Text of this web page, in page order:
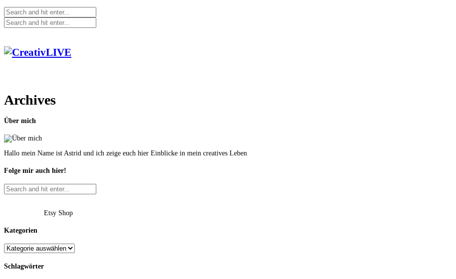
Archives
Über mich
Hallo mein Name ist Astrid und ich zeige euch hier Einblicke in mein creatives Leben
Folge mir auch hier!
Etsy Shop
Kategorien
Schlagwörter